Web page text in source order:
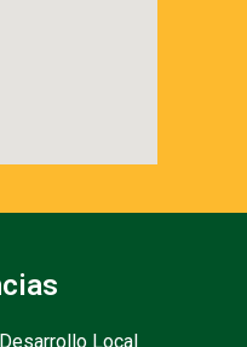
Local